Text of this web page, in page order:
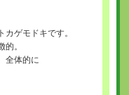
ゲモドキです。
。
全体的に